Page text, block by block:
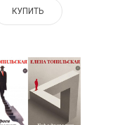
КУПИТЬ